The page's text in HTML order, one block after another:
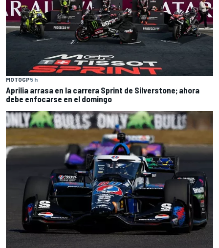
MOTOGP5 h
Aprilia arrasa en la carrera Sprint de Silverstone; ahora
debe enfocarse en el domingo